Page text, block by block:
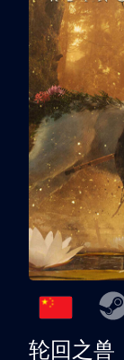
轮回之兽